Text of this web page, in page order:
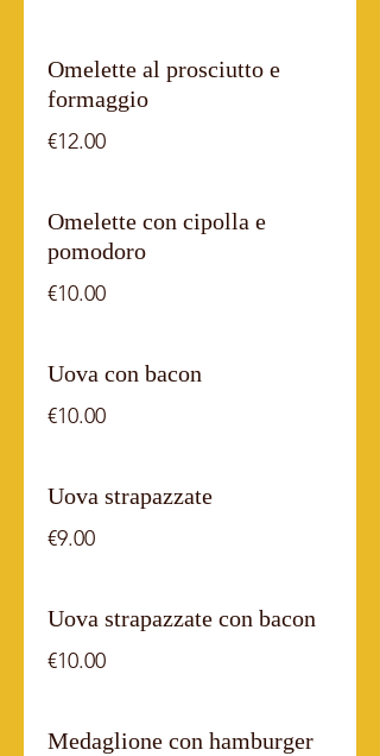
Omelette al prosciutto e
formaggio
€12.00
Omelette con cipolla e
pomodoro
€10.00
Uova con bacon
€10.00
Uova strapazzate
€9.00
Uova strapazzate con bacon
€10.00
Medaglione con hamburger